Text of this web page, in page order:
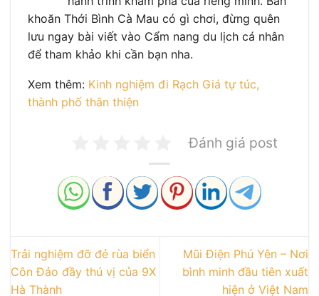
khoăn Thới Bình Cà Mau có gì chơi, đừng quên
lưu ngay bài viết vào Cẩm nang du lịch cá nhân
để tham khảo khi cần bạn nha.
Xem thêm: Kinh nghiệm đi Rạch Giá tự túc,
thành phố thân thiện
Đánh giá post
Trải nghiệm đỡ đẻ rùa biển
Côn Đảo đầy thú vị của 9X
Hà Thành
Mũi Điện Phú Yên – Nơi
bình minh đầu tiên xuất
hiện ở Việt Nam